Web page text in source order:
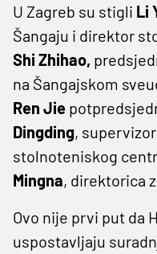
U Zagreb su stigli Li
Šangaju i direktor
Shi Zhihao,
na Šangajskom
Ren Jie
Dingding,
stolnoteniskog
Mingna, direktorica
Ovo nije prvi put da
uspostavljaju